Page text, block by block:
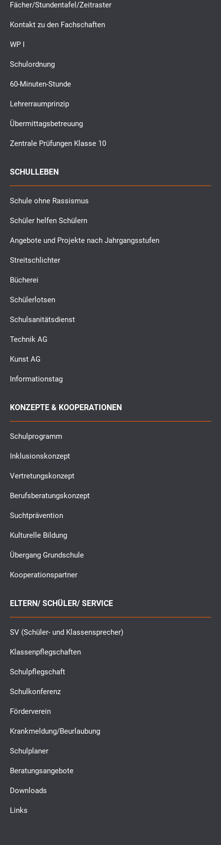
Fächer/Stundentafel/Zeitraster
Kontakt zu den Fachschaften
WP I
Schulordnung
60-Minuten-Stunde
Lehrerraumprinzip
Übermittagsbetreuung
Zentrale Prüfungen Klasse 10
SCHULLEBEN
Schule ohne Rassismus
Schüler helfen Schülern
Angebote und Projekte nach Jahrgangsstufen
Streitschlichter
Bücherei
Schülerlotsen
Schulsanitätsdienst
Technik AG
Kunst AG
Informationstag
KONZEPTE & KOOPERATIONEN
Schulprogramm
Inklusionskonzept
Vertretungskonzept
Berufsberatungskonzept
Suchtprävention
Kulturelle Bildung
Übergang Grundschule
Kooperationspartner
ELTERN/ SCHÜLER/ SERVICE
SV (Schüler- und Klassensprecher)
Klassenpflegschaften
Schulpflegschaft
Schulkonferenz
Förderverein
Krankmeldung/Beurlaubung
Schulplaner
Beratungsangebote
Downloads
Links